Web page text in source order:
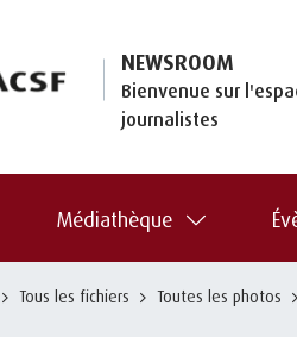
NEWSROOM
Bienvenue sur
journalistes
Médiathèque
Tous les fichiers Toutes les photos